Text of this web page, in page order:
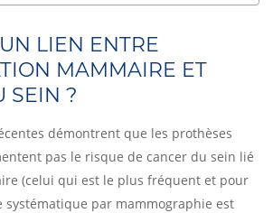
LIEN ENTRE
MAMMAIRE ET
SEIN ?
démontrent que les prothèses
pas le risque de cancer du sein lié
(celui qui est le plus fréquent et pour
systématique par mammographie est